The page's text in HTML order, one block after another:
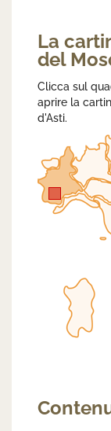
La
del
Clicca sul
aprire la
d'Asti.